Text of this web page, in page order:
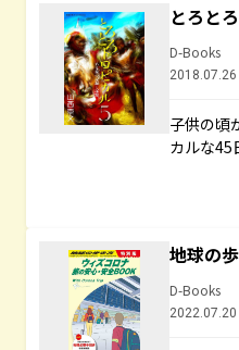
とろと
D-Books
2018.07.26
子供の頃
カルな45
地球の
D-Books
2022.07.20